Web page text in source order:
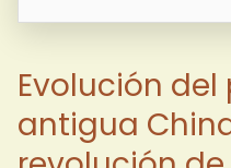
Evolución del
antigua